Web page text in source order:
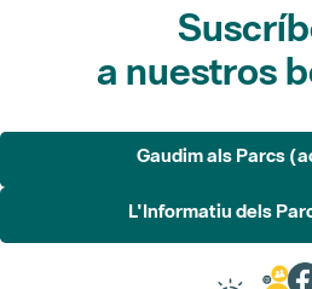
a nuestros
Gaudim als Parcs
L'Informatiu dels